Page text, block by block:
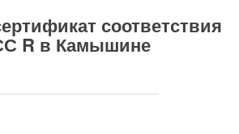
соответствия
R в Камышине